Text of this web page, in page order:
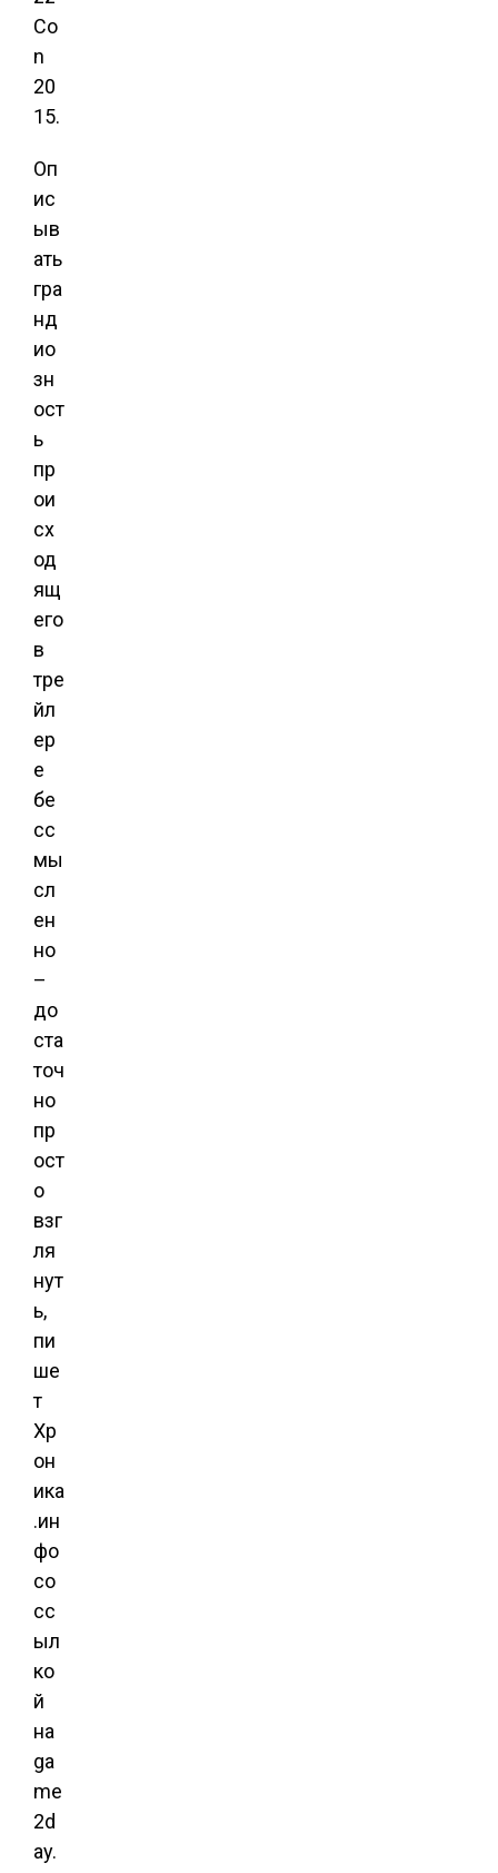
Co
n
20
15.
Оп
ис
ыв
ать
гра
нд
ио
зн
ост
ь
пр
ои
сх
од
ящ
его
в
тре
йл
ер
е
бе
сс
мы
сл
ен
но
–
до
ста
точ
но
пр
ост
о
взг
ля
нут
ь,
пи
ше
т
Хр
он
ика
.ин
фо
со
сс
ыл
ко
й
на
ga
me
2d
ay.